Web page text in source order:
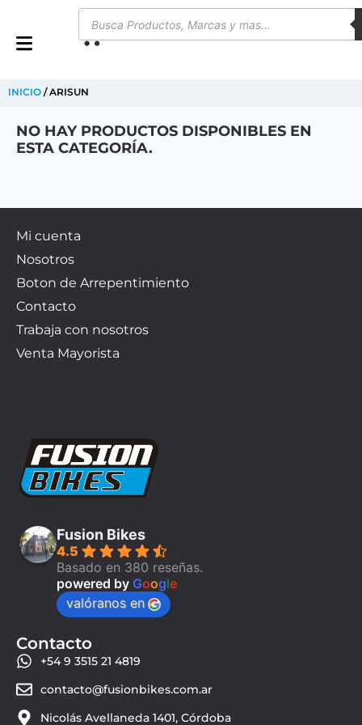
INICIO / ARISUN
NO HAY PRODUCTOS DISPONIBLES EN
ESTA CATEGORÍA.
Mi cuenta
Nosotros
Boton de Arrepentimiento
Contacto
Trabaja con nosotros
Venta Mayorista
Fusion Bikes
4.5
Basado en 380 reseñas.
powered by Google
valóranos en
Contacto
+54 9 3515 21 4819
contacto@fusionbikes.com.ar
Nicolás Avellaneda 1401, Córdoba